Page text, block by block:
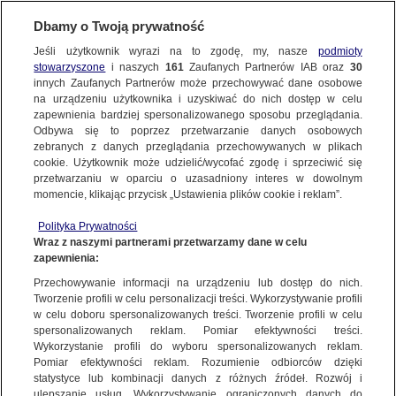
POLSKA
"Coś, co po katastrofie wyglądało jako
białe, na koniec było czarne. Poczekajmy"
29.08.2025, 15:07
Czyta lektor AI
Dbamy o Twoją prywatność
Jeśli użytkownik wyrazi na to zgodę, my, nasze podmioty
stowarzyszone i naszych 161Zaufanych Partnerów IAB oraz 30
innych Zaufanych Partnerów może przechowywać dane osobowe
na urządzeniu użytkownika i uzyskiwać do nich dostęp w celu
zapewnienia bardziej spersonalizowanego sposobu przeglądania.
Odbywa się to poprzez przetwarzanie danych osobowych
zebranych z danych przeglądania przechowywanych w plikach
cookie. Użytkownik może udzielić/wycofać zgodę i sprzeciwić się
przetwarzaniu w oparciu o uzasadniony interes w dowolnym
momencie, klikając przycisk „Ustawienia plików cookie i reklam”.
Polityka Prywatności
Wraz z naszymi partnerami przetwarzamy dane w celu
zapewnienia:
Przechowywanie informacji na urządzeniu lub dostęp do nich.
Tworzenie profili w celu personalizacji treści. Wykorzystywanie profili
w celu doboru spersonalizowanych treści. Tworzenie profili w celu
spersonalizowanych reklam. Pomiar efektywności treści.
Wykorzystanie profili do wyboru spersonalizowanych reklam.
Pomiar efektywności reklam. Rozumienie odbiorców dzięki
statystyce lub kombinacji danych z różnych źródeł. Rozwój i